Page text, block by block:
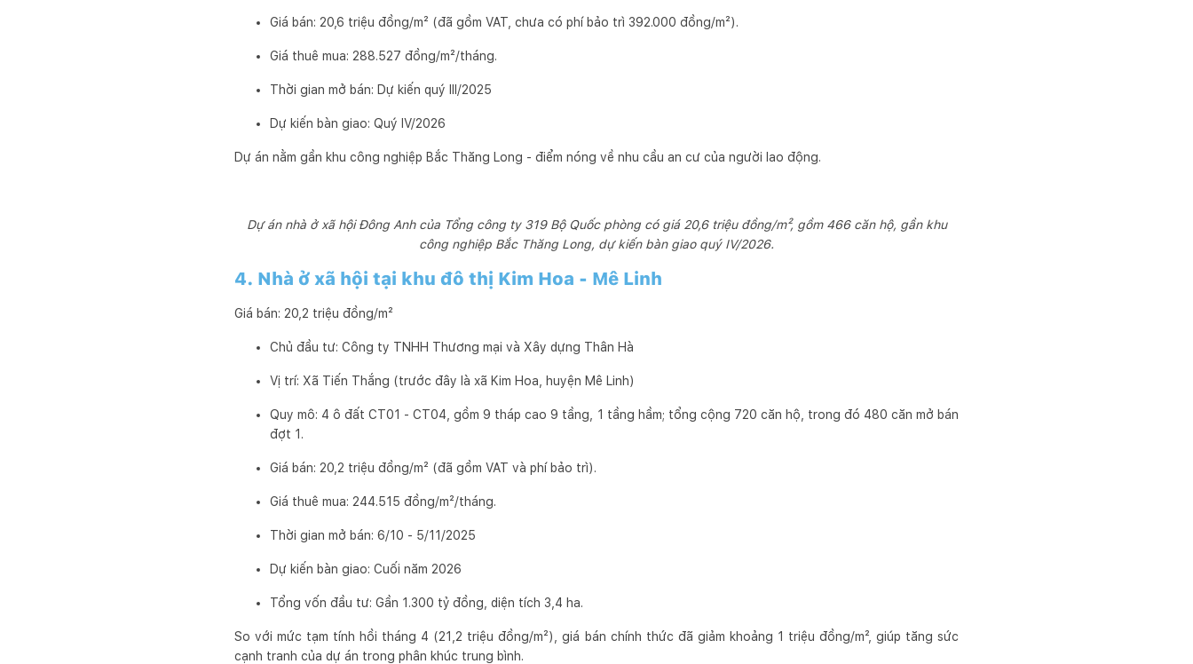
Giá bán: 20,6 triệu đồng/m² (đã gồm VAT, chưa có phí bảo trì 392.000 đồng/m²).
Giá thuê mua: 288.527 đồng/m²/tháng.
Thời gian mở bán: Dự kiến quý III/2025
Dự kiến bàn giao: Quý IV/2026
Dự án nằm gần khu công nghiệp Bắc Thăng Long - điểm nóng về nhu cầu an cư của người lao động.
Dự án nhà ở xã hội Đông Anh của Tổng công ty 319 Bộ Quốc phòng có giá 20,6 triệu đồng/m², gồm 466 căn hộ, gần khu
công nghiệp Bắc Thăng Long, dự kiến bàn giao quý IV/2026.
4. Nhà ở xã hội tại khu đô thị Kim Hoa - Mê Linh
Giá bán: 20,2 triệu đồng/m²
Chủ đầu tư: Công ty TNHH Thương mại và Xây dựng Thân Hà
Vị trí: Xã Tiến Thắng (trước đây là xã Kim Hoa, huyện Mê Linh)
Quy mô: 4 ô đất CT01 - CT04, gồm 9 tháp cao 9 tầng, 1 tầng hầm; tổng cộng 720 căn hộ, trong đó 480 căn mở bán
đợt 1.
Giá bán: 20,2 triệu đồng/m² (đã gồm VAT và phí bảo trì).
Giá thuê mua: 244.515 đồng/m²/tháng.
Thời gian mở bán: 6/10 - 5/11/2025
Dự kiến bàn giao: Cuối năm 2026
Tổng vốn đầu tư: Gần 1.300 tỷ đồng, diện tích 3,4 ha.
So với mức tạm tính hồi tháng 4 (21,2 triệu đồng/m²), giá bán chính thức đã giảm khoảng 1 triệu đồng/m², giúp tăng sức
cạnh tranh của dự án trong phân khúc trung bình.